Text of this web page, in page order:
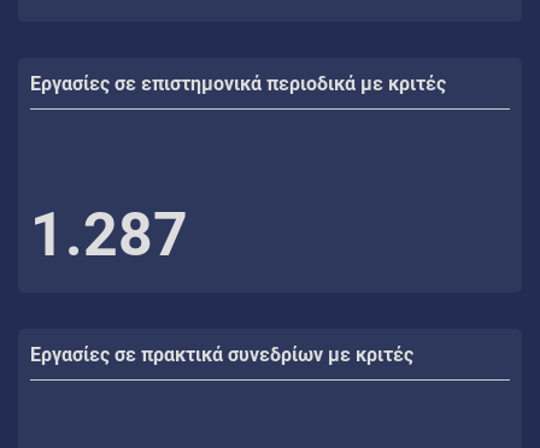
Εργασίες σε επιστημονικά περιοδικά με κριτές
1.287
Εργασίες σε πρακτικά συνεδρίων με κριτές